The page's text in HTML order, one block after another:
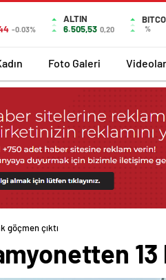
-0.03%
ALTIN
6.505,53 0,20 %
Foto Galeri Videolar
göçmen çıktı
13